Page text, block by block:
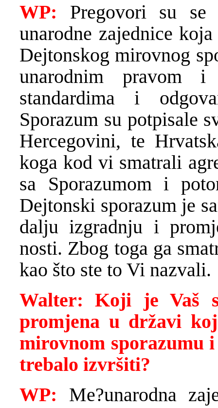
WP: Pregovori su se
unarodne zajednice
Dejtonskog mirovnog
unarodnim pravom i
standardima i
Sporazum su potpisale
Hercegovini, te
koga kod vi smatrali
sa Sporazumom i
Dejtonski sporazum je
dalju izgradnju i
nosti. Zbog toga ga
kao što ste to Vi nazvali.
Walter: Koji je Vaš
promjena u državi
mirovnom sporazumu
trebalo izvršiti?
WP: Me?unarodna